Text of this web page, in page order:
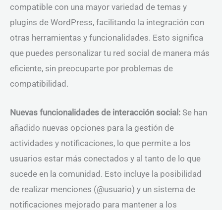
compatible con una mayor variedad de temas y
plugins de WordPress, facilitando la integración con
otras herramientas y funcionalidades. Esto significa
que puedes personalizar tu red social de manera más
eficiente, sin preocuparte por problemas de
compatibilidad.
Nuevas funcionalidades de interacción social: Se han
añadido nuevas opciones para la gestión de
actividades y notificaciones, lo que permite a los
usuarios estar más conectados y al tanto de lo que
sucede en la comunidad. Esto incluye la posibilidad
de realizar menciones (@usuario) y un sistema de
notificaciones mejorado para mantener a los